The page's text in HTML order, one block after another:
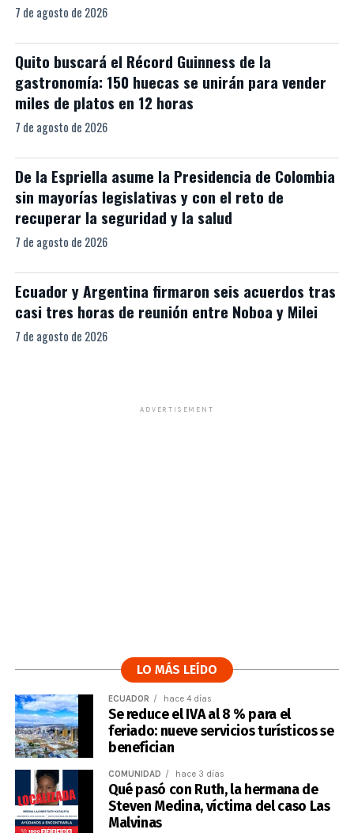
7 de agosto de 2026
Quito buscará el Récord Guinness de la
gastronomía: 150 huecas se unirán para vender
miles de platos en 12 horas
7 de agosto de 2026
De la Espriella asume la Presidencia de Colombia
sin mayorías legislativas y con el reto de
recuperar la seguridad y la salud
7 de agosto de 2026
Ecuador y Argentina firmaron seis acuerdos tras
casi tres horas de reunión entre Noboa y Milei
7 de agosto de 2026
ADVERTISEMENT
LO MÁS LEÍDO
ECUADOR hace 4 días
Se reduce el IVA al 8 % para el
feriado: nueve servicios turísticos se
benefician
COMUNIDAD hace 3 días
Qué pasó con Ruth, la hermana de
Steven Medina, víctima del caso Las
Malvinas